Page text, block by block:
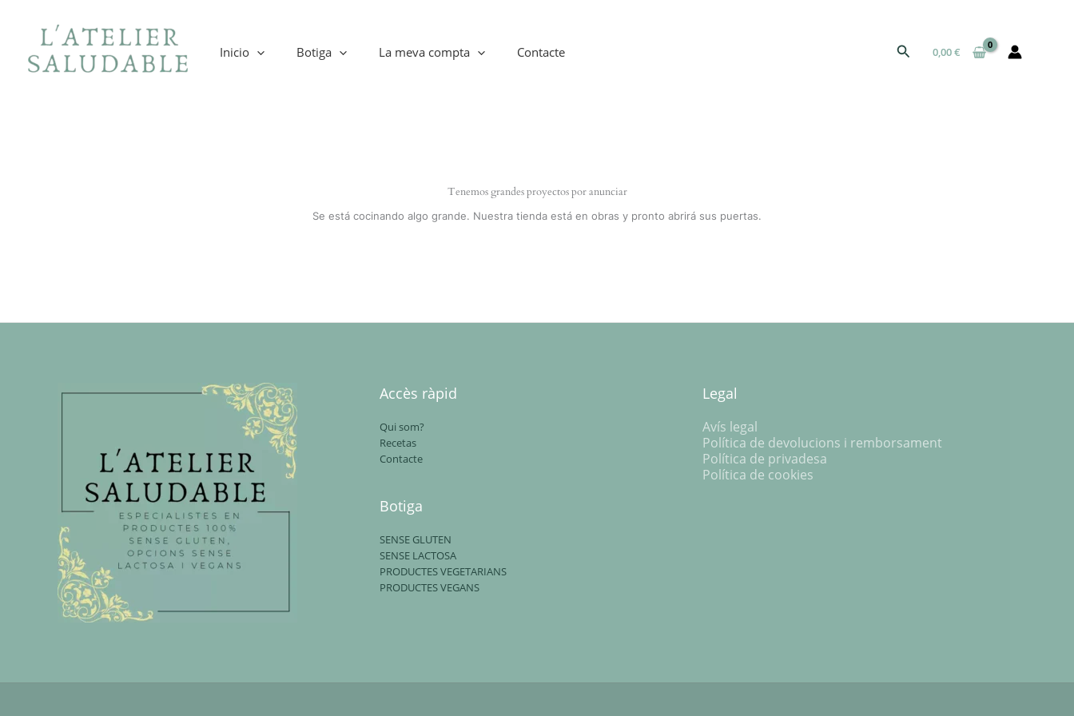
contenido
Inicio Botiga La meva compta Contacte Buscar0,00€
Tenemos grandes proyectos por anunciar
Se está cocinando algo grande. Nuestra tienda está en obras y pronto abrirá sus puertas.
Accès ràpid
Qui som?
Recetas
Contacte
Botiga
SENSE GLUTEN
SENSE LACTOSA
PRODUCTES VEGETARIANS
PRODUCTES VEGANS
Legal
Avís legal
Política de devolucions i remborsament
Política de privadesa
Política de cookies